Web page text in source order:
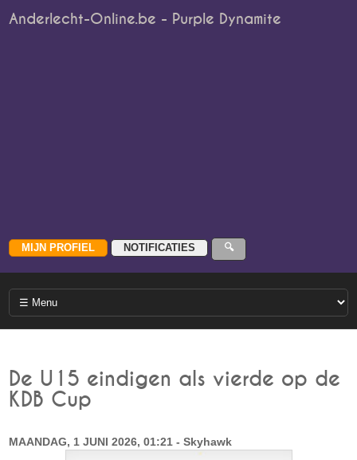
Anderlecht-Online.be - Purple Dynamite
De U15 eindigen als vierde op de
KDB Cup
MAANDAG, 1 JUNI 2026, 01:21 - Skyhawk